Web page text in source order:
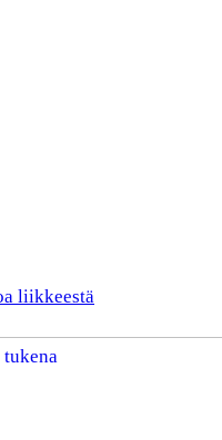
liikkeestä